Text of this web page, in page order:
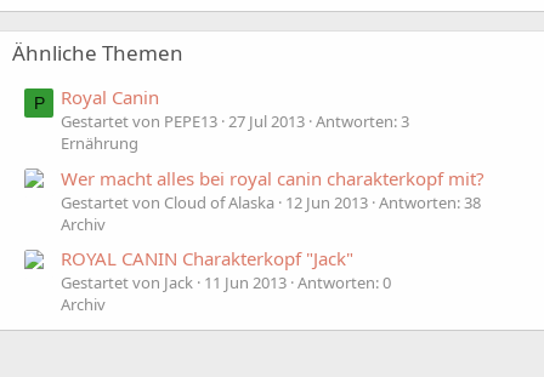
Ähnliche Themen
P Royal Canin
Gestartet von PEPE13 27 Jul 2013 Antworten: 3
Ernährung
Wer macht alles bei royal canin charakterkopf mit?
Gestartet von Cloud of Alaska 12 Jun 2013 Antworten: 38
Archiv
ROYAL CANIN Charakterkopf "Jack"
Gestartet von Jack 11 Jun 2013 Antworten: 0
Archiv